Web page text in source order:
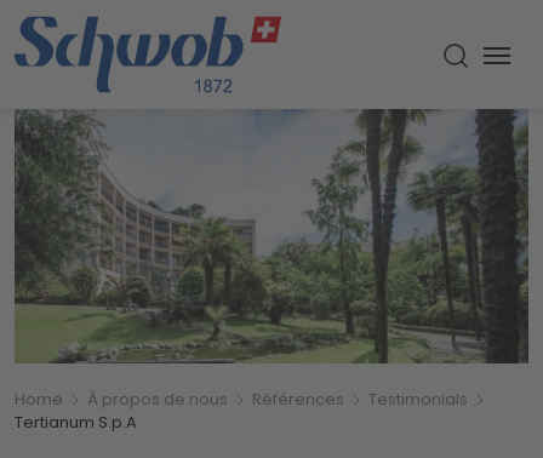
Menu
Breadcrumb
Vous êtes ici:
Home À propos de nous Références
Testimonials
Tertianum S.p.A